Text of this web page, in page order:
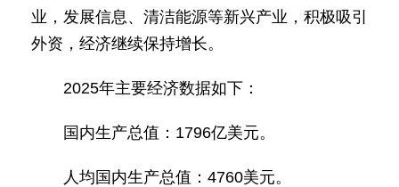
业，发展信息、清洁能源等新兴产业，积极吸引
外资，经济继续保持增长。
2025年主要经济数据如下：
国内生产总值：1796亿美元。
人均国内生产总值：4760美元。